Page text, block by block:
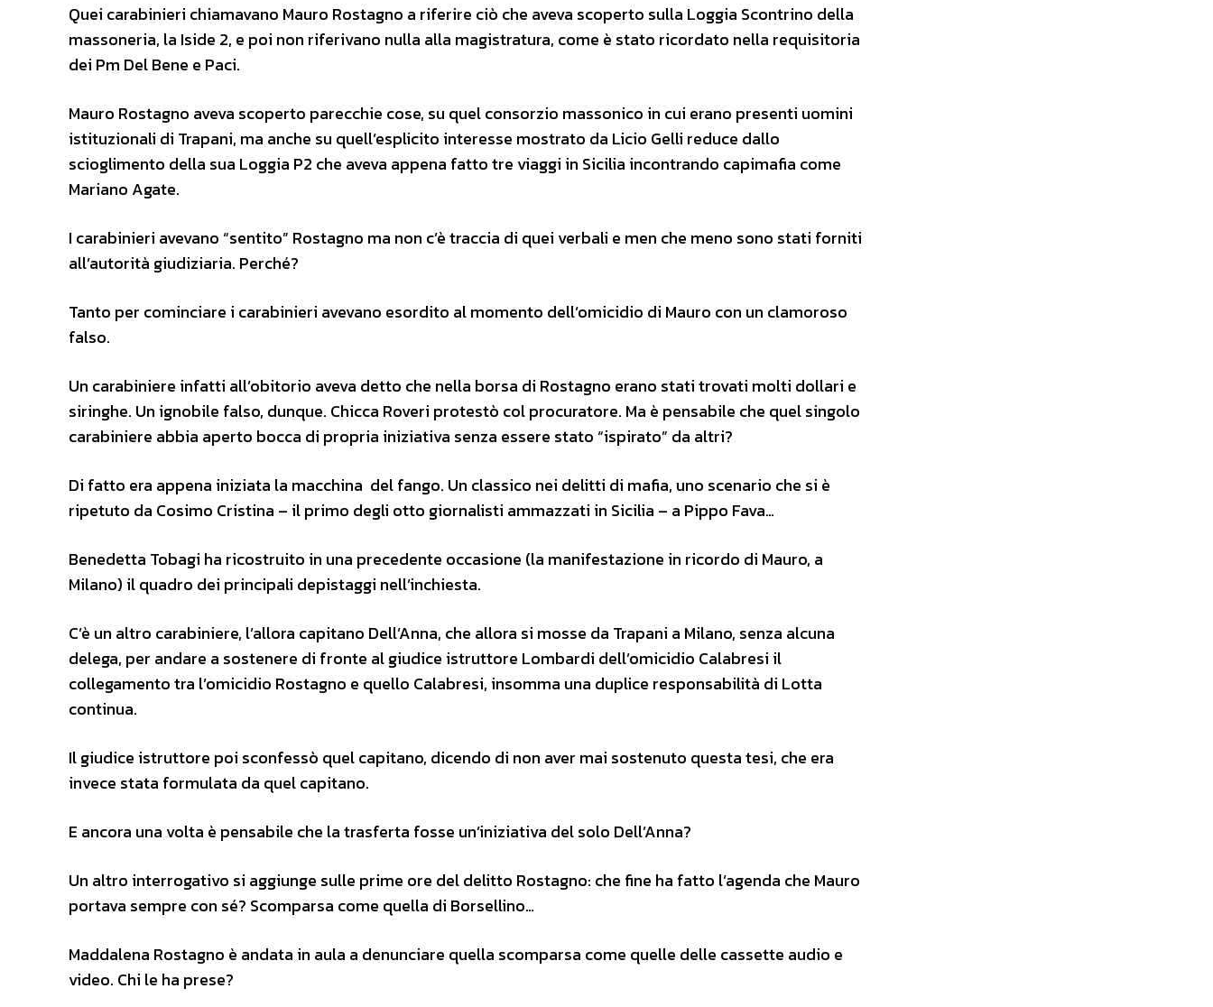
Quei carabinieri chiamavano Mauro Rostagno a riferire ciò che aveva scoperto sulla Loggia Scontrino della
massoneria, la Iside 2, e poi non riferivano nulla alla magistratura, come è stato ricordato nella requisitoria
dei Pm Del Bene e Paci.
Mauro Rostagno aveva scoperto parecchie cose, su quel consorzio massonico in cui erano presenti uomini
istituzionali di Trapani, ma anche su quell’esplicito interesse mostrato da Licio Gelli reduce dallo
scioglimento della sua Loggia P2 che aveva appena fatto tre viaggi in Sicilia incontrando capimafia come
Mariano Agate.
I carabinieri avevano “sentito” Rostagno ma non c’è traccia di quei verbali e men che meno sono stati forniti
all’autorità giudiziaria. Perché?
Tanto per cominciare i carabinieri avevano esordito al momento dell’omicidio di Mauro con un clamoroso
falso.
Un carabiniere infatti all’obitorio aveva detto che nella borsa di Rostagno erano stati trovati molti dollari e
siringhe. Un ignobile falso, dunque. Chicca Roveri protestò col procuratore. Ma è pensabile che quel singolo
carabiniere abbia aperto bocca di propria iniziativa senza essere stato “ispirato” da altri?
Di fatto era appena iniziata la macchina del fango. Un classico nei delitti di mafia, uno scenario che si è
ripetuto da Cosimo Cristina – il primo degli otto giornalisti ammazzati in Sicilia – a Pippo Fava…
Benedetta Tobagi ha ricostruito in una precedente occasione (la manifestazione in ricordo di Mauro, a
Milano) il quadro dei principali depistaggi nell’inchiesta.
C’è un altro carabiniere, l’allora capitano Dell’Anna, che allora si mosse da Trapani a Milano, senza alcuna
delega, per andare a sostenere di fronte al giudice istruttore Lombardi dell’omicidio Calabresi il
collegamento tra l’omicidio Rostagno e quello Calabresi, insomma una duplice responsabilità di Lotta
continua.
Il giudice istruttore poi sconfessò quel capitano, dicendo di non aver mai sostenuto questa tesi, che era
invece stata formulata da quel capitano.
E ancora una volta è pensabile che la trasferta fosse un’iniziativa del solo Dell’Anna?
Un altro interrogativo si aggiunge sulle prime ore del delitto Rostagno: che fine ha fatto l’agenda che Mauro
portava sempre con sé? Scomparsa come quella di Borsellino…
Maddalena Rostagno è andata in aula a denunciare quella scomparsa come quelle delle cassette audio e
video. Chi le ha prese?